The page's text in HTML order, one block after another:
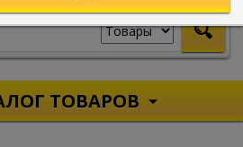
ТОВАРОВ